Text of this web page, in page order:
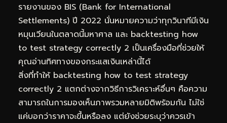
รายงานของ BIS (Bank for International
Settlements) ปี 2022 นั่นหมายความว่าทุกวินาทีมีเงิน
หมุนเวียนในตลาดนี้มหาศาล และ backtesting how
to test strategy correctly 2 เป็นเครื่องมือที่ช่วยให้
คุณอ่านทิศทางของกระแสเงินเหล่านี้ได้
สิ่งที่ทำให้ backtesting how to test strategy
correctly 2 แตกต่างจากวิธีการวิเคราะห์อื่นๆ คือความ
สามารถในการมองเห็นภาพรวมหลายมิติพร้อมกัน ไม่ใช่
แค่บอกว่าราคาจะขึ้นหรือลง แต่ยังช่วยระบุว่าควรเข้า